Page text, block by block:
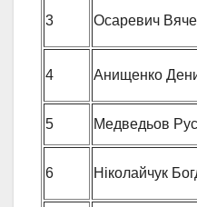
3 Осаревич
4 Анищенко
5 Медведьов
6 Ніколайчук